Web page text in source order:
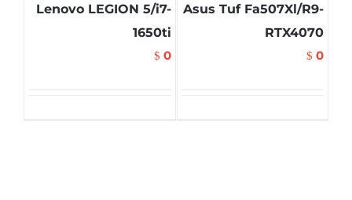
Asus Tuf Fa507Xl/R9-
RTX4070
$ 0
Lenovo LEGION 5/i7-
1650ti
$ 0